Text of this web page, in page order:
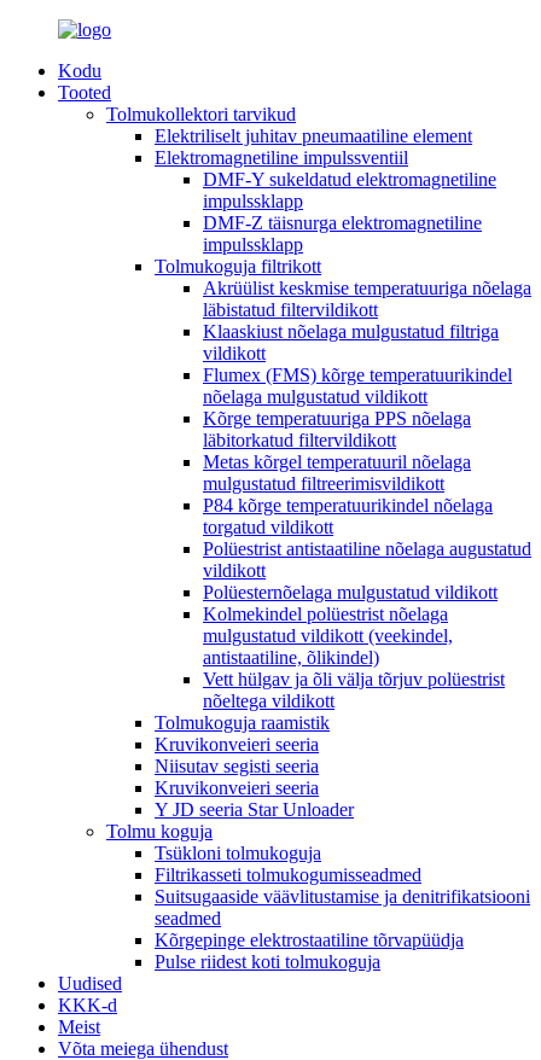
Kodu
Tooted
Tolmukollektori tarvikud
Elektriliselt juhitav pneumaatiline element
Elektromagnetiline impulssventiil
DMF-Y sukeldatud elektromagnetiline
impulssklapp
DMF-Z täisnurga elektromagnetiline
impulssklapp
Tolmukoguja filtrikott
Akrüülist keskmise temperatuuriga nõelaga
läbistatud filtervildikott
Klaaskiust nõelaga mulgustatud filtriga
vildikott
Flumex (FMS) kõrge temperatuurikindel
nõelaga mulgustatud vildikott
Kõrge temperatuuriga PPS nõelaga
läbitorkatud filtervildikott
Metas kõrgel temperatuuril nõelaga
mulgustatud filtreerimisvildikott
P84 kõrge temperatuurikindel nõelaga
torgatud vildikott
Polüestrist antistaatiline nõelaga augustatud
vildikott
Polüesternõelaga mulgustatud vildikott
Kolmekindel polüestrist nõelaga
mulgustatud vildikott (veekindel,
antistaatiline, õlikindel)
Vett hülgav ja õli välja tõrjuv polüestrist
nõeltega vildikott
Tolmukoguja raamistik
Kruvikonveieri seeria
Niisutav segisti seeria
Kruvikonveieri seeria
Y JD seeria Star Unloader
Tolmu koguja
Tsükloni tolmukoguja
Filtrikasseti tolmukogumisseadmed
Suitsugaaside väävlitustamise ja denitrifikatsiooni
seadmed
Kõrgepinge elektrostaatiline tõrvapüüdja
Pulse riidest koti tolmukoguja
Uudised
KKK-d
Meist
Võta meiega ühendust